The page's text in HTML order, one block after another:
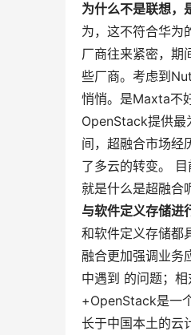
为什么不是联想，
为，这不符合华为
厂商往来紧密，期
些厂商。考虑到
悄悄。是Maxta不
OpenStack提供最
间，超融合市场经
了多云的转变。
就是什么是超融合
与软件定义存储进
和软件定义存储都
融合更加强调业务
中遇到 的问题；
+OpenStack是一
长于中国本土的云